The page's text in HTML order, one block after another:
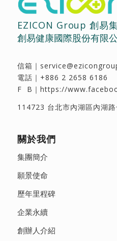
EZICON Group 創易
創易健康國際股份有限
信箱｜
電話｜ +886 2 2658 6186
F B｜ https://
114723 台北市內湖區內湖
關於我們
集團簡介
願景使命
歷年里程碑
企業永續
創辦人介紹